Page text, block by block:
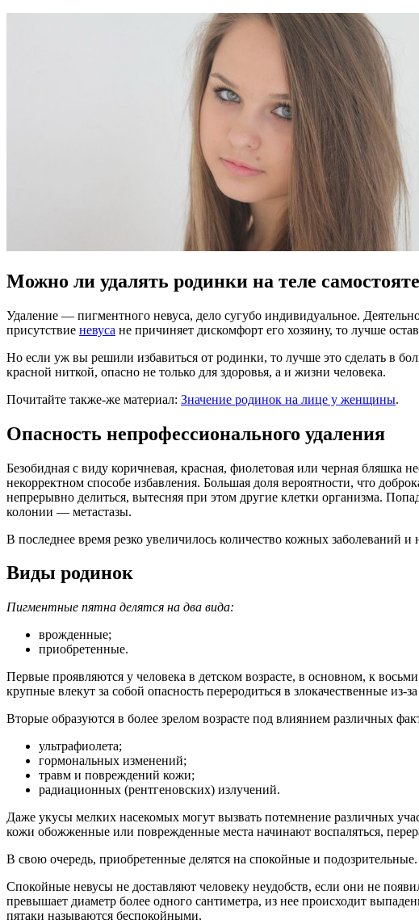
Можно ли удалять родинки на теле
Удаление — пигментного невуса, дело сугубо индивидуальное.
присутствие невуса не причиняет дискомфорт его хозяину, то лучше
Но если уж вы решили избавиться от родинки, то лучше это сделать в
красной ниткой, опасно не только для здоровья, а и жизни человека.
Почитайте также-же материал: Значение родинок на лице у женщины.
Опасность непрофессионального удаления
Безобидная с виду коричневая, красная, фиолетовая или черная бляшка
некорректном способе избавления. Большая доля вероятности, что
непрерывно делиться, вытесняя при этом другие клетки организма.
колонии — метастазы.
В последнее время резко увеличилось количество кожных заболеваний
Виды родинок
Пигментные пятна делятся на два вида:
врожденные;
приобретенные.
Первые проявляются у человека в детском возрасте, в основном, к
крупные влекут за собой опасность переродиться в злокачественные из-
Вторые образуются в более зрелом возрасте под влиянием различных
ультрафиолета;
гормональных изменений;
травм и повреждений кожи;
радиационных (рентгеновских) излучений.
Даже укусы мелких насекомых могут вызвать потемнение различных
кожи обожженные или поврежденные места начинают воспаляться,
В свою очередь, приобретенные делятся на спокойные и подозрительные.
Спокойные невусы не доставляют человеку неудобств, если они не
превышает диаметр более одного сантиметра, из нее происходит
пятаки называются беспокойными.